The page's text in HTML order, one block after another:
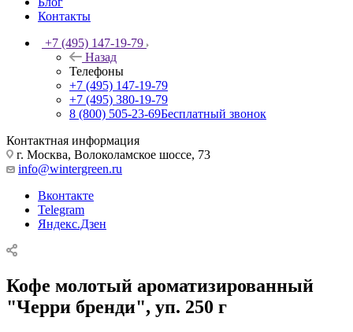
Контакты
+7 (495) 147-19-79
Назад
Телефоны
+7 (495) 147-19-79
+7 (495) 380-19-79
8 (800) 505-23-69Бесплатный звонок
Контактная информация
г. Москва, Волоколамское шоссе, 73
info@wintergreen.ru
Вконтакте
Telegram
Яндекс.Дзен
Кофе молотый ароматизированный
"Черри бренди", уп. 250 г